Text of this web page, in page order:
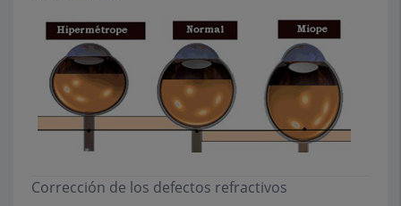
Corrección de los defectos refractivos